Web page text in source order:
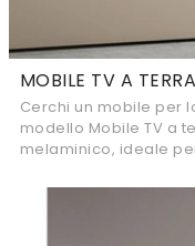
MOBILE TV A
Cerchi un mobile per
modello Mobile TV a
melaminico, ideale